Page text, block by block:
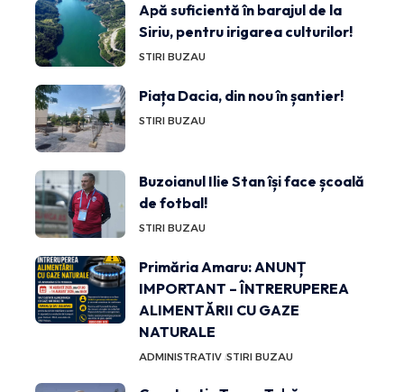
Apă suficientă în barajul de la
Siriu, pentru irigarea culturilor!
STIRI BUZAU
Piața Dacia, din nou în șantier!
STIRI BUZAU
Buzoianul Ilie Stan își face școală
de fotbal!
STIRI BUZAU
Primăria Amaru: ANUNȚ
IMPORTANT – ÎNTRERUPEREA
ALIMENTĂRII CU GAZE
NATURALE
ADMINISTRATIV STIRI BUZAU